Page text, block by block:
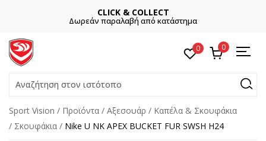
CLICK & COLLECT
Δωρεάν παραλαβή από κατάστημα
0 0
Αναζήτηση στον ιστότοπο
Sport Vision Προϊόντα Αξεσουάρ
Καπέλα & Σκουφάκια
Σκουφάκια
Nike U NK APEX BUCKET FUR SWSH H24